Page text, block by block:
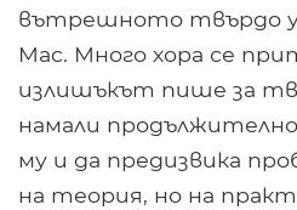
вътрешното твърдо
Mac. Много хора се
излишъкът пише за
намали
му и да предизвика
на теория, но на